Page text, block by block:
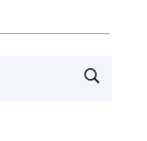
Zoeken!